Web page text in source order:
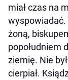
miał czas na
wyspowiadać.
żoną,
popołudniem
ziemię. Nie
cierpiał.